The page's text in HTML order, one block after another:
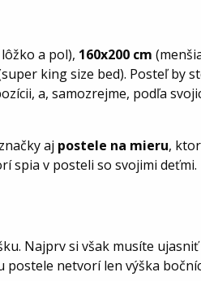
a pol), 160x200 cm
king size bed). Posteľ by
a, samozrejme, podľa
aj postele na mieru,
spia v posteli so svojimi deťmi.
Najprv si však musíte
netvorí len výška